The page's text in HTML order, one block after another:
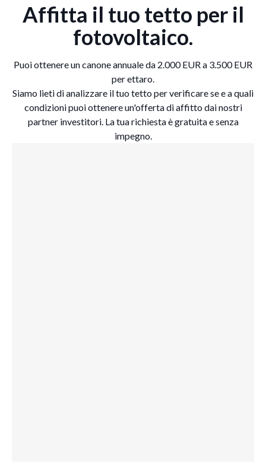
Affitta il tuo tetto per il
fotovoltaico.
Puoi ottenere un canone annuale da 2.000 EUR a 3.500 EUR
per ettaro.
Siamo lieti di analizzare il tuo tetto per verificare se e a quali
condizioni puoi ottenere un'offerta di affitto dai nostri
partner investitori. La tua richiesta è gratuita e senza
impegno.